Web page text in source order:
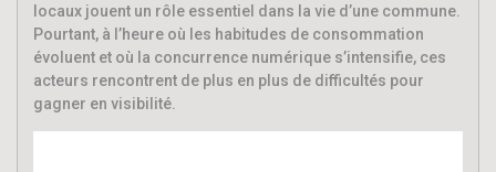
locaux jouent un rôle essentiel dans la vie d’une commune.
Pourtant, à l’heure où les habitudes de consommation
évoluent et où la concurrence numérique s’intensifie, ces
acteurs rencontrent de plus en plus de difficultés pour
gagner en visibilité.